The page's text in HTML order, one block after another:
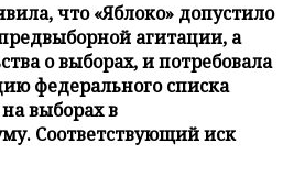
что «Яблоко» допустило
агитации, а
о выборах, и потребовала
федерального списка
выборах в
Соответствующий иск